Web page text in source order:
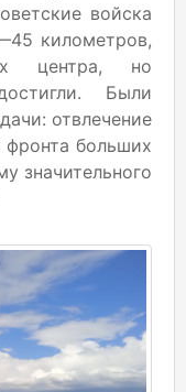
войска
километров,
центра, но
Были
отвлечение
фронта больших
значительного